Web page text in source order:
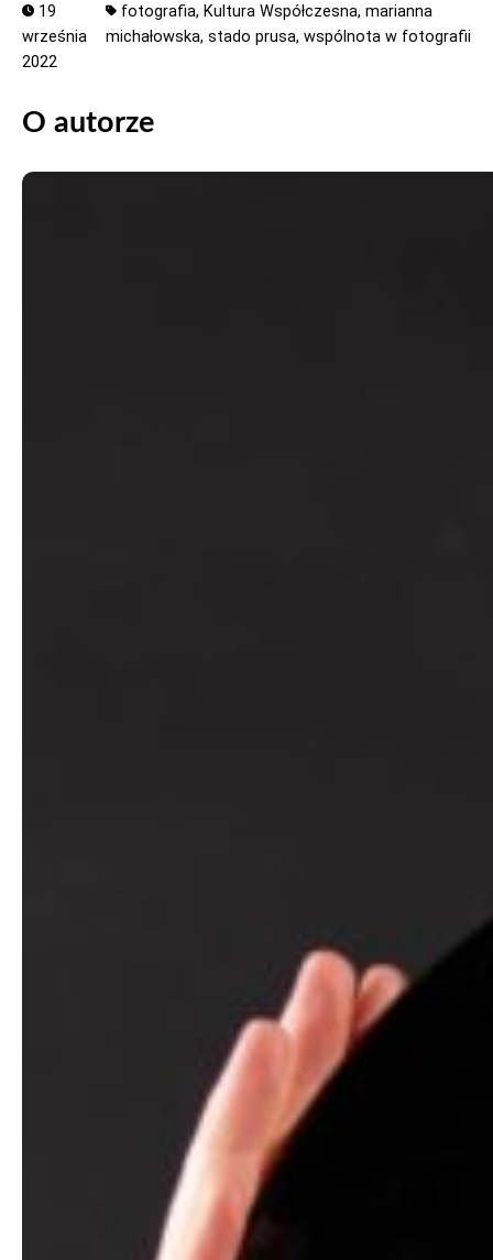
19
września
2022
fotografia, Kultura Współczesna, marianna
michałowska,stado prusa,wspólnota w fotografii
O autorze